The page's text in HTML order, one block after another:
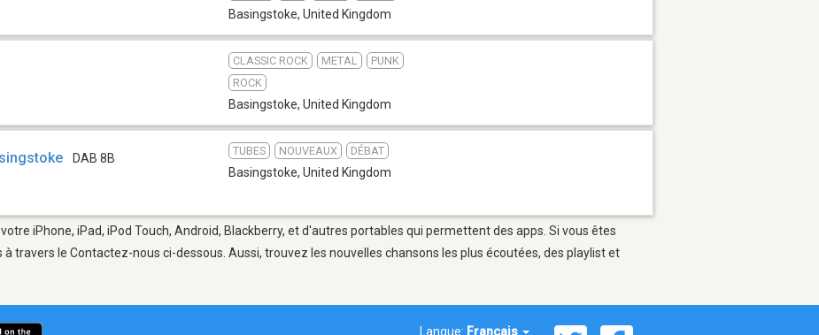
Basingstoke, United Kingdom
CLASSIC ROCK METAL
PUNK
ROCK
Basingstoke, United Kingdom
DAB 8B
TUBES NOUVEAUX DÉBAT
Basingstoke, United Kingdom
iPhone, iPad, iPod Touch, Android, Blackberry, et d'autres portables qui permettent des apps. Si vous êtes
travers le Contactez-nous ci-dessous. Aussi, trouvez les nouvelles chansons les plus écoutées, des playlist et
Langue: Français